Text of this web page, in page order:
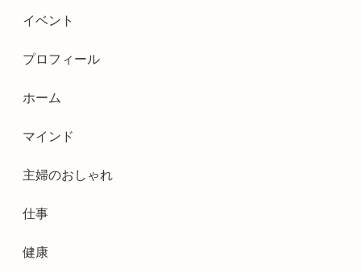
イベント
プロフィール
ホーム
マインド
主婦のおしゃれ
仕事
健康